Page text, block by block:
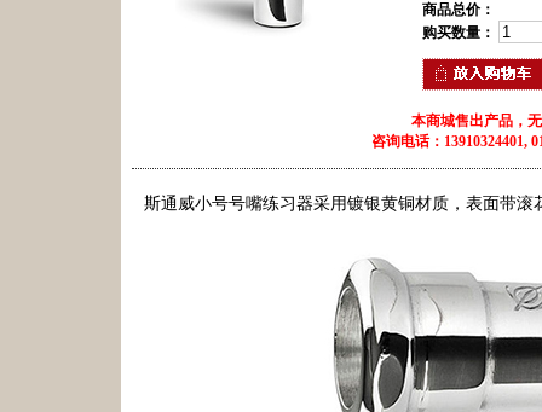
商品总价：
购买数量：
本商城售出产品，
咨询电话：13910324401,
斯通威小号号嘴练习器采用镀银黄铜材质，表面带滚